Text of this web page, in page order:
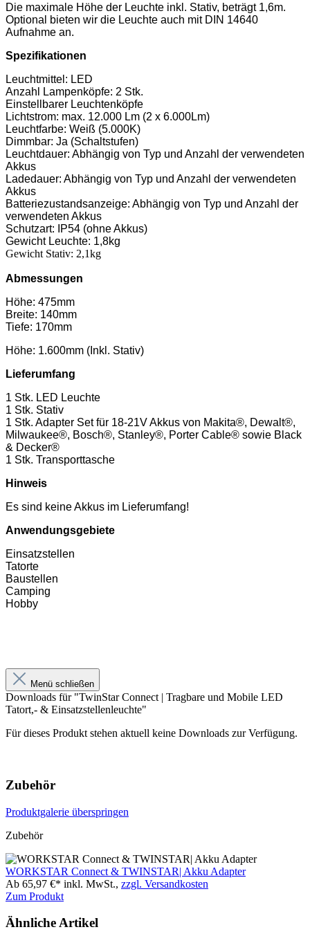
Die maximale Höhe der Leuchte inkl. Stativ, beträgt 1,6m.
Optional bieten wir die Leuchte auch mit DIN 14640
Aufnahme an.
Spezifikationen
Leuchtmittel: LED
Anzahl Lampenköpfe: 2 Stk.
Einstellbarer Leuchtenköpfe
Lichtstrom: max. 12.000 Lm (2 x 6.000Lm)
Leuchtfarbe: Weiß (5.000K)
Dimmbar: Ja (Schaltstufen)
Leuchtdauer: Abhängig von Typ und Anzahl der verwendeten
Akkus
Ladedauer: Abhängig von Typ und Anzahl der verwendeten
Akkus
Batteriezustandsanzeige: Abhängig von Typ und Anzahl der
verwendeten Akkus
Schutzart: IP54 (ohne Akkus)
Gewicht Leuchte: 1,8kg
Gewicht Stativ: 2,1kg
Abmessungen
Höhe: 475mm
Breite: 140mm
Tiefe: 170mm
Höhe: 1.600mm (Inkl. Stativ)
Lieferumfang
1 Stk. LED Leuchte
1 Stk. Stativ
1 Stk. Adapter Set für 18-21V Akkus von Makita®, Dewalt®,
Milwaukee®, Bosch®, Stanley®, Porter Cable® sowie Black
& Decker®
1 Stk. Transporttasche
Hinweis
Es sind keine Akkus im Lieferumfang!
Anwendungsgebiete
Einsatzstellen
Tatorte
Baustellen
Camping
Hobby
Menü schließen
Downloads für "TwinStar Connect | Tragbare und Mobile LED
Tatort,- & Einsatzstellenleuchte"
Für dieses Produkt stehen aktuell keine Downloads zur Verfügung.
Zubehör
Produktgalerie überspringen
Zubehör
WORKSTAR Connect & TWINSTAR| Akku Adapter
Ab 65,97 €* inkl. MwSt., zzgl. Versandkosten
Zum Produkt
Ähnliche Artikel